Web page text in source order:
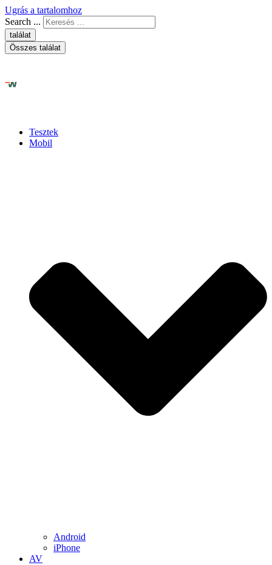
Ugrás a tartalomhoz
Search ...
találat
Összes találat
Tesztek
Mobil
Android
iPhone
AV